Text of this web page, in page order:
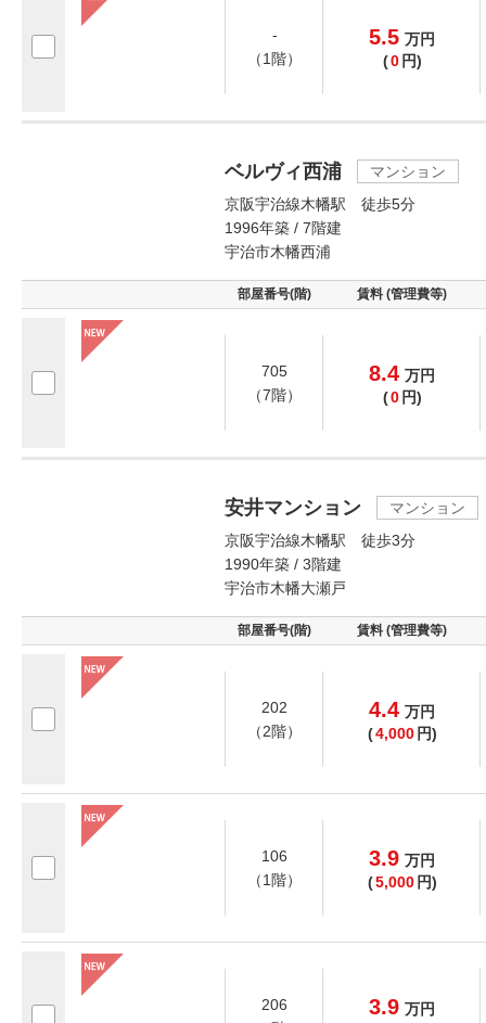
-
（1階）
5.5 万円
(0 円)
ベルヴィ西浦
マンション
京阪宇治線木幡駅 徒歩5分
1996年築 / 7階建
宇治市木幡西浦
部屋番号(階) 賃料 (管理費等)
705
（7階）
8.4 万円
(0 円)
安井マンション
マンション
京阪宇治線木幡駅 徒歩3分
1990年築 / 3階建
宇治市木幡大瀬戸
部屋番号(階) 賃料 (管理費等)
202
（2階）
4.4 万円
(4,000 円)
106
（1階）
3.9 万円
(5,000 円)
206
3.9 万円